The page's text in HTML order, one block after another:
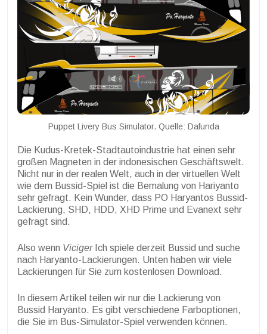
Puppet Livery Bus Simulator. Quelle: Dafunda
Die Kudus-Kretek-Stadtautoindustrie hat einen sehr
großen Magneten in der indonesischen Geschäftswelt.
Nicht nur in der realen Welt, auch in der virtuellen Welt
wie dem Bussid-Spiel ist die Bemalung von Hariyanto
sehr gefragt. Kein Wunder, dass PO Haryantos Bussid-
Lackierung, SHD, HDD, XHD Prime und Evanext sehr
gefragt sind.
Also wenn VicigerIch spiele derzeit Bussid und suche
nach Haryanto-Lackierungen. Unten haben wir viele
Lackierungen für Sie zum kostenlosen Download.
In diesem Artikel teilen wir nur die Lackierung von
Bussid Haryanto. Es gibt verschiedene Farboptionen,
die Sie im Bus-Simulator-Spiel verwenden können.